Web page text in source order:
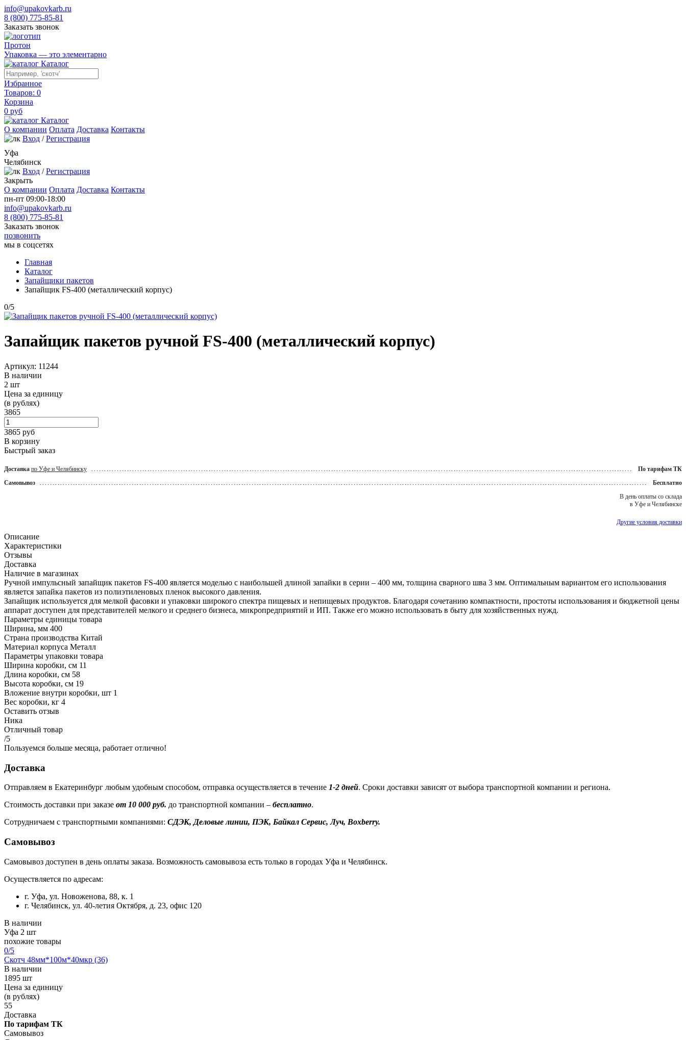
info@upakovkarb.ru
8 (800) 775-85-81
Заказать звонок
Протон
Упаковка — это элементарно
Каталог
Избранное
Товаров: 0
Корзина
0 руб
Каталог
О компании Оплата Доставка Контакты
Вход / Регистрация
Уфа
Челябинск
Вход / Регистрация
Закрыть
О компании Оплата Доставка Контакты
пн-пт 09:00-18:00
info@upakovkarb.ru
8 (800) 775-85-81
Заказать звонок
позвонить
мы в соцсетях
Главная
Каталог
Запайщики пакетов
Запайщик FS-400 (металлический корпус)
0/5
Запайщик пакетов ручной FS-400 (металлический корпус)
Артикул: 11244
В наличии
2 шт
Цена за единицу
(в рублях)
3865
3865 руб
В корзину
Быстрый заказ
Доставка по Уфе и Челябинску
По тарифам ТК
Самовывоз
Бесплатно
В день оплаты со склада
в Уфе и Челябинске
Другие условия доставки
Описание
Характеристики
Отзывы
Доставка
Наличие в магазинах
Ручной импульсный запайщик пакетов FS-400 является моделью с наибольшей длиной запайки в серии – 400 мм, толщина сварного шва 3 мм. Оптимальным вариантом его использования
является запайка пакетов из полиэтиленовых пленок высокого давления.
Запайщик используется для мелкой фасовки и упаковки широкого спектра пищевых и непищевых продуктов. Благодаря сочетанию компактности, простоты использования и бюджетной цены
аппарат доступен для представителей мелкого и среднего бизнеса, микропредприятий и ИП. Также его можно использовать в быту для хозяйственных нужд.
Параметры единицы товара
Ширина, мм 400
Страна производства Китай
Материал корпуса Металл
Параметры упаковки товара
Ширина коробки, см 11
Длина коробки, см 58
Высота коробки, см 19
Вложение внутри коробки, шт 1
Вес коробки, кг 4
Оставить отзыв
Ника
Отличный товар
/5
Пользуемся больше месяца, работает отлично!
Доставка
Отправляем в Екатеринбург любым удобным способом, отправка осуществляется в течение 1-2 дней. Сроки доставки зависят от выбора транспортной компании и региона.
Стоимость доставки при заказе от 10 000 руб. до транспортной компании – бесплатно.
Сотрудничаем с транспортными компаниями: СДЭК, Деловые линии, ПЭК, Байкал Сервис, Луч, Boxberry.
Самовывоз
Самовывоз доступен в день оплаты заказа. Возможность самовывоза есть только в городах Уфа и Челябинск.
Осуществляется по адресам:
г. Уфа, ул. Новоженова, 88, к. 1
г. Челябинск, ул. 40-летия Октября, д. 23, офис 120
В наличии
Уфа 2 шт
похожие товары
0/5
Скотч 48мм*100м*40мкр (36)
В наличии
1895 шт
Цена за единицу
(в рублях)
55
Доставка
По тарифам ТК
Самовывоз